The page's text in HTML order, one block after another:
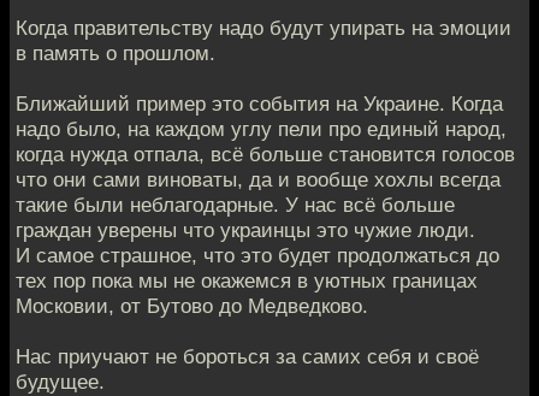
Когда правительству надо будут упирать на эмоции
в память о прошлом.
Ближайший пример это события на Украине. Когда
надо было, на каждом углу пели про единый народ,
когда нужда отпала, всё больше становится голосов
что они сами виноваты, да и вообще хохлы всегда
такие были неблагодарные. У нас всё больше
граждан уверены что украинцы это чужие люди.
И самое страшное, что это будет продолжаться до
тех пор пока мы не окажемся в уютных границах
Московии, от Бутово до Медведково.
Нас приучают не бороться за самих себя и своё
будущее.